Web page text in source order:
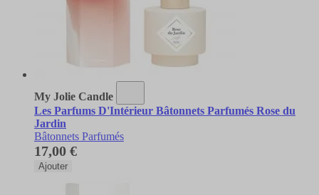
My Jolie Candle
Les Parfums D'Intérieur Bâtonnets Parfumés Rose du
Jardin
Bâtonnets Parfumés
17,00 €
Ajouter